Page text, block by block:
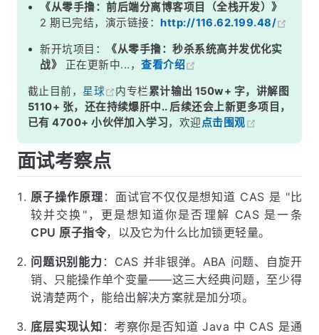
记忆口诀
总结
《从零手撸：前后端分离博客项目（全栈开发）》
2 期已完结，演示链接： http://116.62.199.48/
新开坑项目：
《从零手撸：秒杀系统高并发优化实
战》
正在更新中...，查看介绍
截止目前， 星球 内专栏累计输出 150w+ 字，讲解图
5110+ 张，还在持续爆肝中.. 后续还会上新更多项目，
已有 4700+ 小伙伴加入学习，欢迎点击围观
面试考察点
原子操作原理 ：面试官不仅仅是想知道 CAS 是 "比
较并交换"，更是想知道你是否理解 CAS 是一条
CPU 原子指令，以及它为什么比加锁更轻量。
问题识别能力 ：CAS 并非银弹。ABA 问题、自旋开
销、只能操作单个变量——这三大经典问题，至少得
说清楚两个，能给出解决方案就是加分项。
底层实现认知 ：考察你是否知道 Java 中 CAS 是通